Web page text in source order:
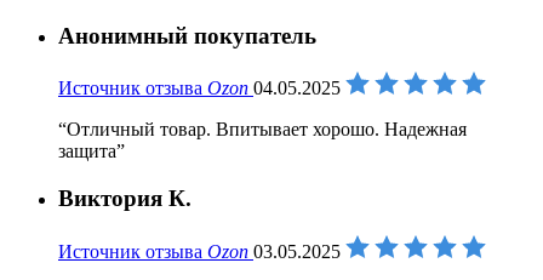
Анонимный покупатель
Источник отзыва Ozon 04.05.2025
Отличный товар. Впитывает хорошо. Надежная
защита
Виктория К.
Источник отзыва Ozon 03.05.2025